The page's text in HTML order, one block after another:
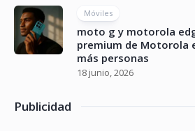
Móviles
moto g y motorola
premium de Motorola
más personas
18 junio, 2026
Publicidad